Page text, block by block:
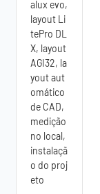
alux evo,
layout Li
tePro DL
X, layout
AGI32, la
yout aut
omático
de CAD,
medição
no local,
instalaçã
o do proj
eto